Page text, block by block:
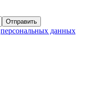
персональных данных